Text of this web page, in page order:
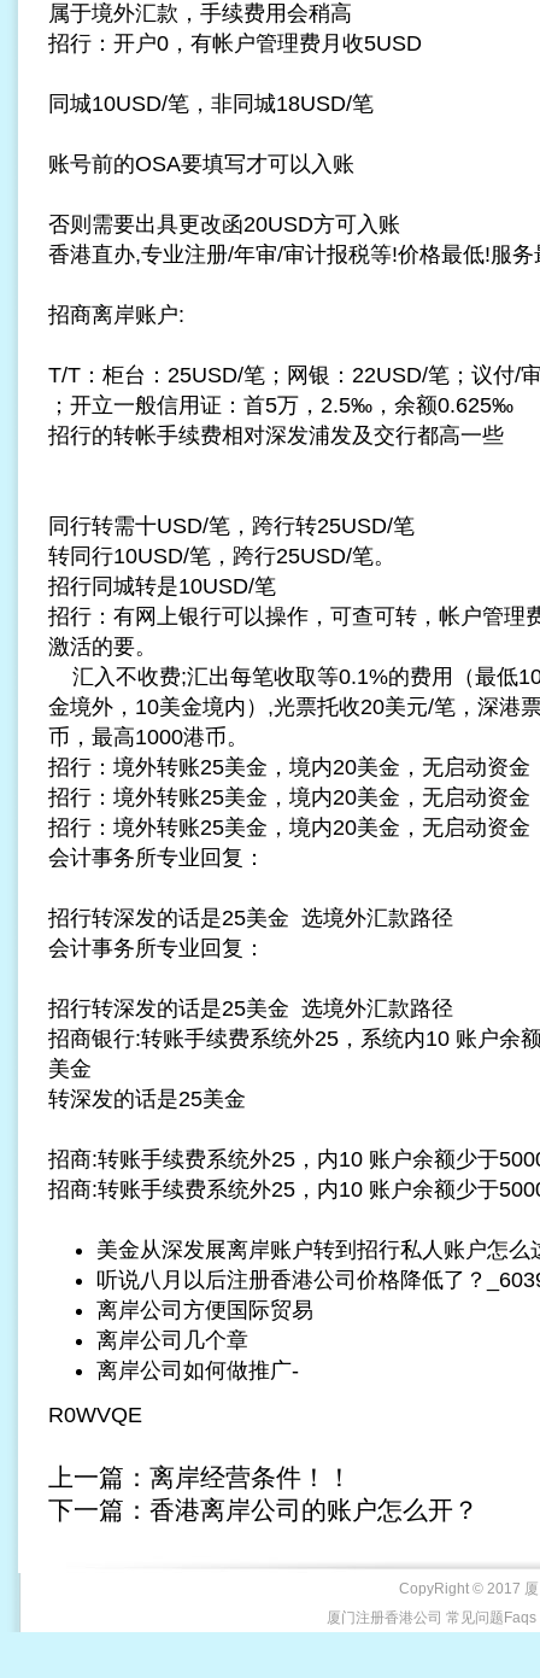
属于境外汇款，手续费用会稍高
招行：开户0，有帐户管理费月收5USD
同城10USD/笔，非同城18USD/笔
账号前的OSA要填写才可以入账
否则需要出具更改函20USD方可入账
香港直办,专业注册/年审/审计报税等!价格最低!服务
招商离岸账户:
T/T：柜台：25USD/笔；网银：22USD/笔；议付
；开立一般信用证：首5万，2.5‰，余额0.625‰
招行的转帐手续费相对深发浦发及交行都高一些
同行转需十USD/笔，跨行转25USD/笔
转同行10USD/笔，跨行25USD/笔。
招行同城转是10USD/笔
招行：有网上银行可以操作，可查可转，帐户管理
激活的要。
汇入不收费;汇出每笔收取等0.1%的费用（最低
金境外，10美金境内）,光票托收20美元/笔，深港
币，最高1000港币。
招行：境外转账25美金，境内20美金，无启动资金
招行：境外转账25美金，境内20美金，无启动资金
招行：境外转账25美金，境内20美金，无启动资金
会计事务所专业回复：
招行转深发的话是25美金 选境外汇款路径
会计事务所专业回复：
招行转深发的话是25美金 选境外汇款路径
招商银行:转账手续费系统外25，系统内10 账户余
美金
转深发的话是25美金
招商:转账手续费系统外25，内10 账户余额少于
招商:转账手续费系统外25，内10 账户余额少于
美金从深发展离岸账户转到招行私人账户怎么
听说八月以后注册香港公司价格降低了？
离岸公司方便国际贸易
离岸公司几个章
离岸公司如何做推广-
R0WVQE
上一篇： 离岸经营条件！！
下一篇： 香港离岸公司的账户怎么开？
CopyRight © 2017
厦门注册香港公司 常见问题